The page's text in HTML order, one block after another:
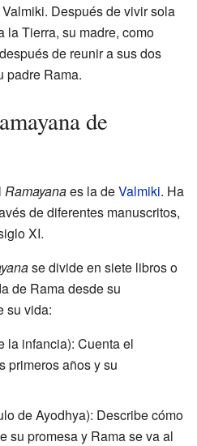
Después de vivir sola
la Tierra, su madre, como
de reunir a sus dos
padre Rama.
de
Ramayanaes la deValmiki. Ha
de diferentes manuscritos,
XI.
se divide en siete libros o
de Rama desde su
su vida:
la infancia): Cuenta el
primeros años y su
de Ayodhya): Describe cómo
su promesa y Rama se va al